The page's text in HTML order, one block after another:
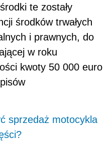
te zostały
środków trwałych
i prawnych, do
w roku
kwoty 50 000 euro
sprzedaż motocykla